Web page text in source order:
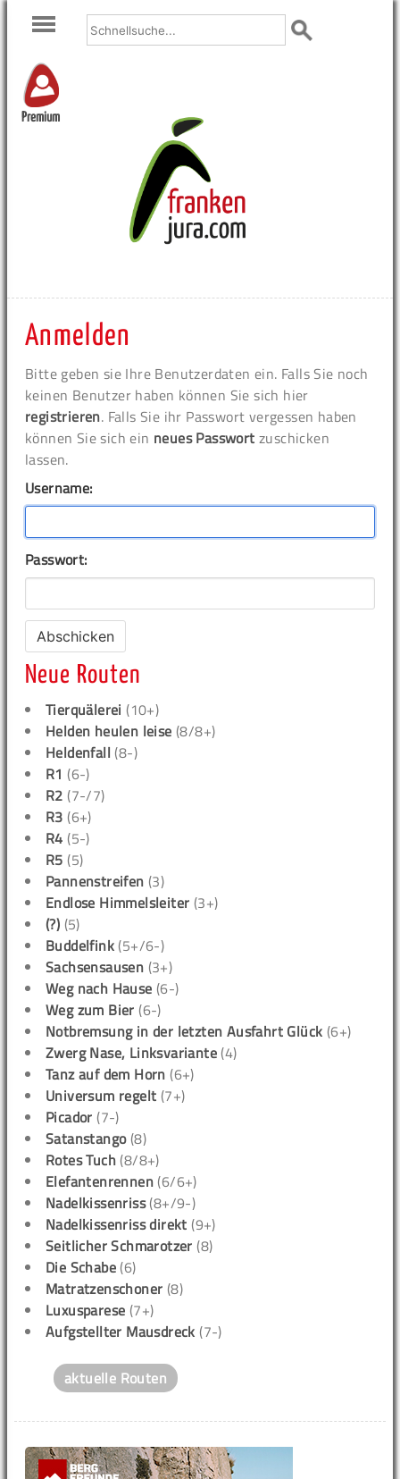
Premium
Anmelden
Bitte geben sie Ihre Benutzerdaten ein. Falls Sie noch
keinen Benutzer haben können Sie sich hier
registrieren. Falls Sie ihr Passwort vergessen haben
können Sie sich ein neues Passwort zuschicken
lassen.
Username:
Passwort:
Neue Routen
Tierquälerei (10+)
Helden heulen leise (8/8+)
Heldenfall (8-)
R1 (6-)
R2 (7-/7)
R3 (6+)
R4 (5-)
R5 (5)
Pannenstreifen (3)
Endlose Himmelsleiter (3+)
(?) (5)
Buddelfink (5+/6-)
Sachsensausen (3+)
Weg nach Hause (6-)
Weg zum Bier (6-)
Notbremsung in der letzten Ausfahrt Glück (6+)
Zwerg Nase, Linksvariante (4)
Tanz auf dem Horn (6+)
Universum regelt (7+)
Picador (7-)
Satanstango(8)
Rotes Tuch (8/8+)
Elefantenrennen (6/6+)
Nadelkissenriss(8+/9-)
Nadelkissenriss direkt (9+)
Seitlicher Schmarotzer (8)
Die Schabe (6)
Matratzenschoner (8)
Luxusparese (7+)
Aufgstellter Mausdreck (7-)
aktuelle Routen